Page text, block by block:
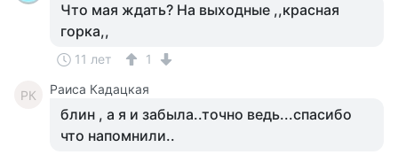
Что мая ждать? На выходные ,,красная
горка,,
11 лет 1
РК Раиса Кадацкая
блин , а я и забыла..точно ведь...спасибо
что напомнили..